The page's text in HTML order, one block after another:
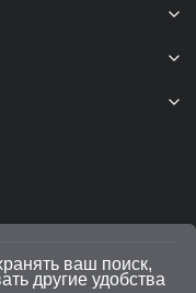
ваш поиск,
другие удобства